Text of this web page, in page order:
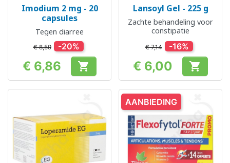
Imodium 2 mg - 20
capsules
Tegen diarree
€ 8,59 -20%
Prijs
€ 6,86 
Lansoyl Gel - 225 g
Zachte behandeling voor
constipatie
€ 7,14 -16%
Prijs
€ 6,00 
AANBIEDING